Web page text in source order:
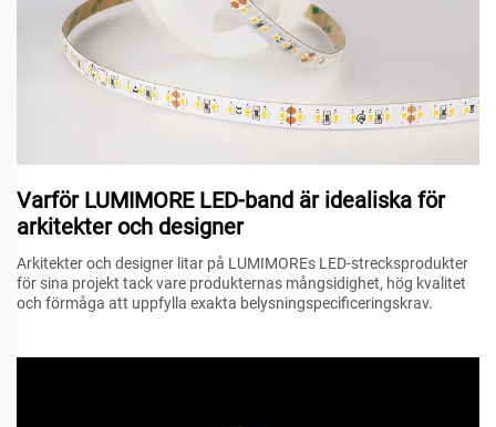
Varför LUMIMORE LED-band är idealiska för
arkitekter och designer
Arkitekter och designer litar på LUMIMOREs LED-strecksprodukter
för sina projekt tack vare produkternas mångsidighet, hög kvalitet
och förmåga att uppfylla exakta belysningspecificeringskrav.